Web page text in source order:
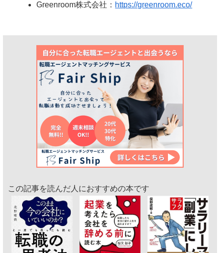
Greenroom株式会社： https://greenroom.eco/
この記事を読んだ人におすすめの本です